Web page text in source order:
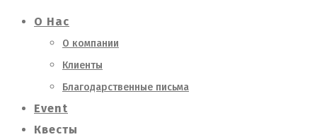
О Нас
О компании
Клиенты
Благодарственные письма
Event
Квесты